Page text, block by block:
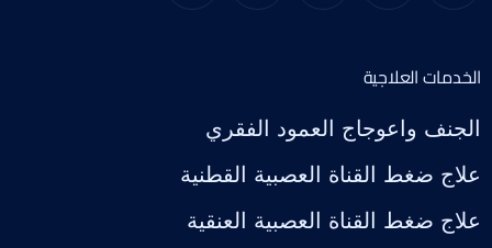
الخدمات العلاجية
الجنف واعوجاج العمود الفقري
علاج ضغط القناة العصبية القطنية
علاج ضغط القناة العصبية العنقية